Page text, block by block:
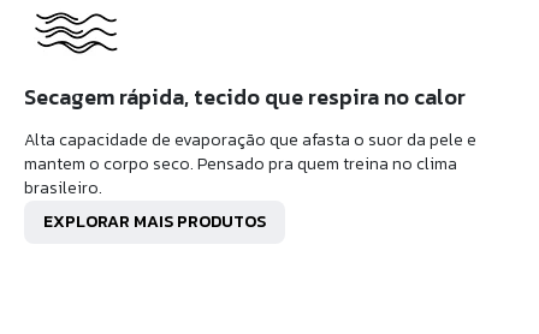
Secagem rápida, tecido que respira no calor
Alta capacidade de evaporação que afasta o suor da pele e
mantem o corpo seco. Pensado pra quem treina no clima
brasileiro.
EXPLORAR MAIS PRODUTOS